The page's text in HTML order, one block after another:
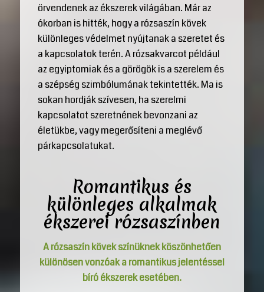
örvendenek az ékszerek világában. Már az
ókorban is hitték, hogy a rózsaszín kövek
különleges védelmet nyújtanak a szeretet és
a kapcsolatok terén. A rózsakvarcot például
az egyiptomiak és a görögök is a szerelem és
a szépség szimbólumának tekintették. Ma is
sokan hordják szívesen, ha szerelmi
kapcsolatot szeretnének bevonzani az
életükbe, vagy megerősíteni a meglévő
párkapcsolatukat.
Romantikus és
különleges alkalmak
ékszerei rózsaszínben
A rózsaszín kövek színüknek köszönhetően
különösen vonzóak a romantikus jelentéssel
bíró ékszerek esetében.